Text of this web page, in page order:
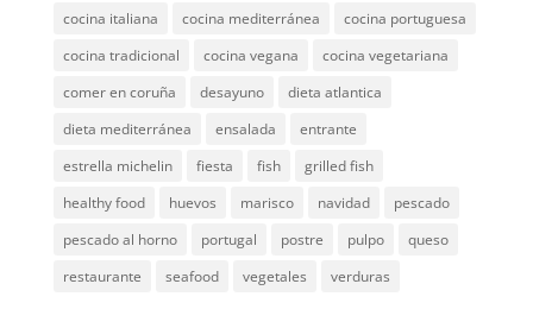
cocina italiana
cocina mediterránea
cocina portuguesa
cocina tradicional
cocina vegana
cocina vegetariana
comer en coruña
desayuno
dieta atlantica
dieta mediterránea
ensalada
entrante
estrella michelin
fiesta fish
grilled fish
healthy food
huevos marisco navidad
pescado
pescado al horno
portugal postre pulpo
queso
restaurante
seafood vegetales verduras